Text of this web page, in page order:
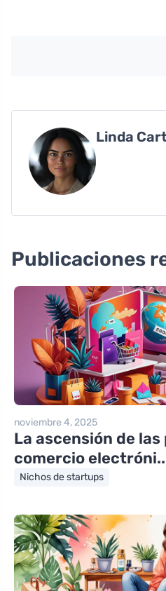
Linda
Publicaciones
noviembre 4, 2025
La ascensión de
comercio
Nichos de startups